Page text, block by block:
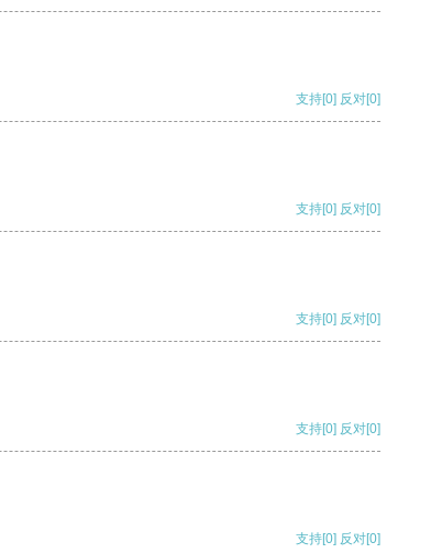
支持[0] 反对[0]
支持[0] 反对[0]
支持[0] 反对[0]
支持[0] 反对[0]
支持[0] 反对[0]